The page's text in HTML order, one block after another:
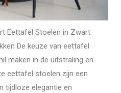
Eettafel Stoelen in Zwart:
De keuze van eettafel
maken in de uitstraling en
eettafel stoelen zijn een
tijdloze elegantie en